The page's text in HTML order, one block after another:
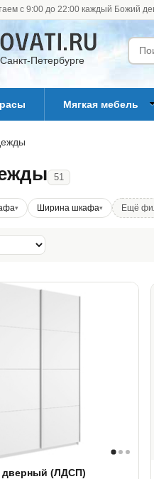
с 9:00 до 22:00 каждый Божий
Петербурге
Мягкая мебель
51
Ширина шкафа Ещё
дверный (ЛДСП)